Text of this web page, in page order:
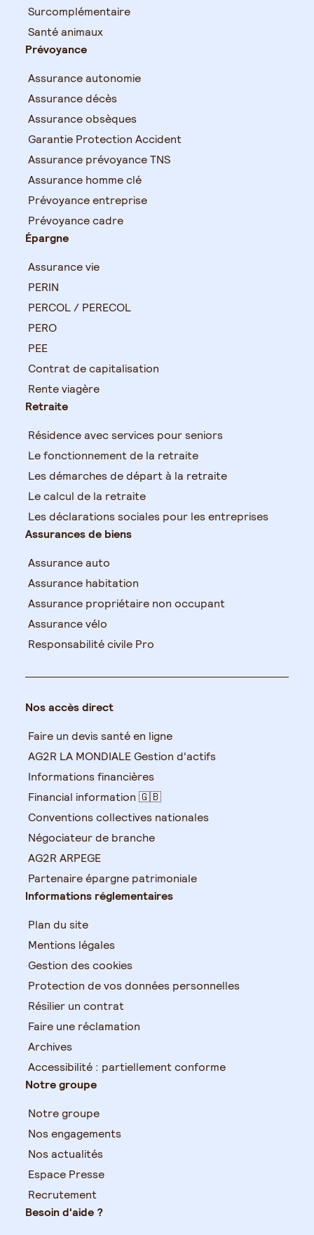
Surcomplémentaire
Santé animaux
Prévoyance
Assurance autonomie
Assurance décès
Assurance obsèques
Garantie Protection Accident
Assurance prévoyance TNS
Assurance homme clé
Prévoyance entreprise
Prévoyance cadre
Épargne
Assurance vie
PERIN
PERCOL / PERECOL
PERO
PEE
Contrat de capitalisation
Rente viagère
Retraite
Résidence avec services pour seniors
Le fonctionnement de la retraite
Les démarches de départ à la retraite
Le calcul de la retraite
Les déclarations sociales pour les entreprises
Assurances de biens
Assurance auto
Assurance habitation
Assurance propriétaire non occupant
Assurance vélo
Responsabilité civile Pro
Nos accès direct
Faire un devis santé en ligne
AG2R LA MONDIALE Gestion d'actifs
Informations financières
Financial information 🇬🇧
Conventions collectives nationales
Négociateur de branche
AG2R ARPEGE
Partenaire épargne patrimoniale
Informations réglementaires
Plan du site
Mentions légales
Gestion des cookies
Protection de vos données personnelles
Résilier un contrat
Faire une réclamation
Archives
Accessibilité : partiellement conforme
Notre groupe
Notre groupe
Nos engagements
Nos actualités
Espace Presse
Recrutement
Besoin d'aide ?